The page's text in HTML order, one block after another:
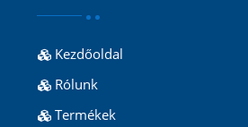
Kezdőoldal
Rólunk
Termékek